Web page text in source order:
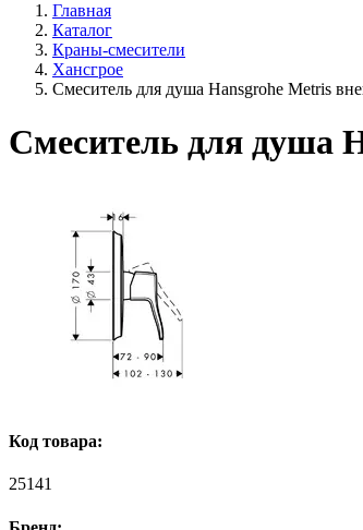
Главная
Каталог
Краны-смесители
Хансгрое
Смеситель для душа Hansgrohe Metris
Смеситель для душа
Код товара:
25141